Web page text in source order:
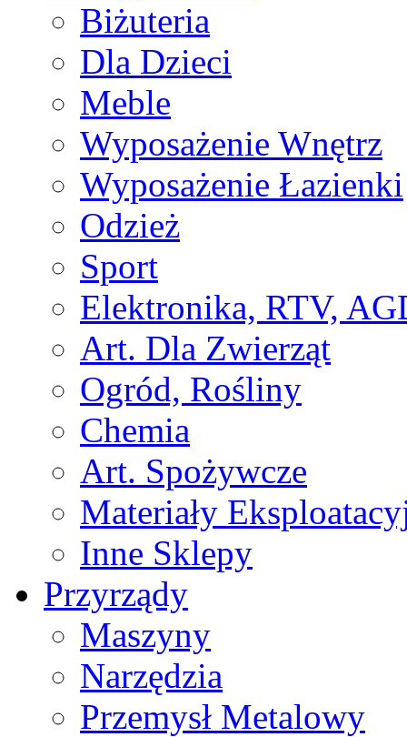
Biżuteria
Dla Dzieci
Meble
Wyposażenie Wnętrz
Wyposażenie Łazienki
Odzież
Sport
Elektronika, RTV,
Art. Dla Zwierząt
Ogród, Rośliny
Chemia
Art. Spożywcze
Materiały
Inne Sklepy
Przyrządy
Maszyny
Narzędzia
Przemysł Metalowy